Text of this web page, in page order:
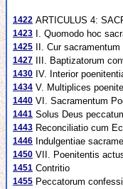
1422 ARTICULUS 4:
1423 I. Quomodo hoc
1425 II. Cur
1427 III. Baptizatorum
1430 IV. Interior
1434 V. Multiplices
1440 VI. Sacramentum
1441 Solus Deus
1443 Reconciliatio cum
1446 Indulgentiae
1450 VII. Poenitentis
1451 Contritio
1455 Peccatorum